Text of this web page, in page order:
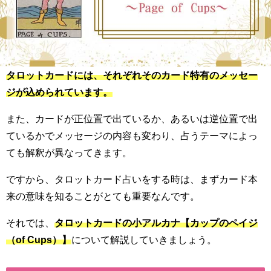
タロットカードには、それぞれそのカード特有のメッセー
ジが込められています。
また、カードが正位置で出ているか、あるいは逆位置で出
ているかでメッセージの内容も変わり、占うテーマによっ
ても解釈が異なってきます。
ですから、タロットカード占いをする時は、まずカード本
来の意味を知ることがとても重要なんです。
それでは、 タロットカードの小アルカナ【カップのペイジ
（of Cups）】について解説していきましょう。